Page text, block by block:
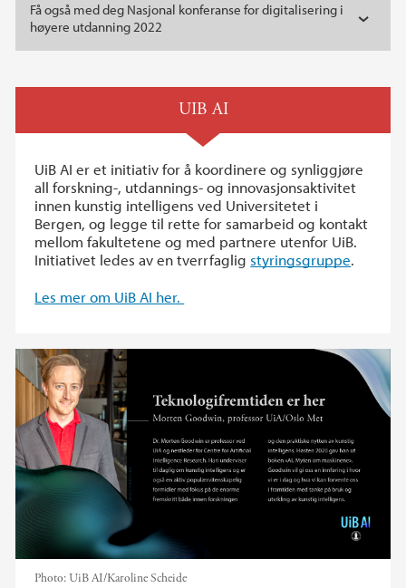
Få også med deg Nasjonal konferanse for digitalisering i
høyere utdanning 2022
UIB AI
UiB AI er et initiativ for å koordinere og synliggjøre
all forskning-, utdannings- og innovasjonsaktivitet
innen kunstig intelligens ved Universitetet i
Bergen, og legge til rette for samarbeid og kontakt
mellom fakultetene og med partnere utenfor UiB.
Initiativet ledes av en tverrfaglig styringsgruppe.
Les mer om UiB AI her.
Photo:UiB AI/Karoline Scheide